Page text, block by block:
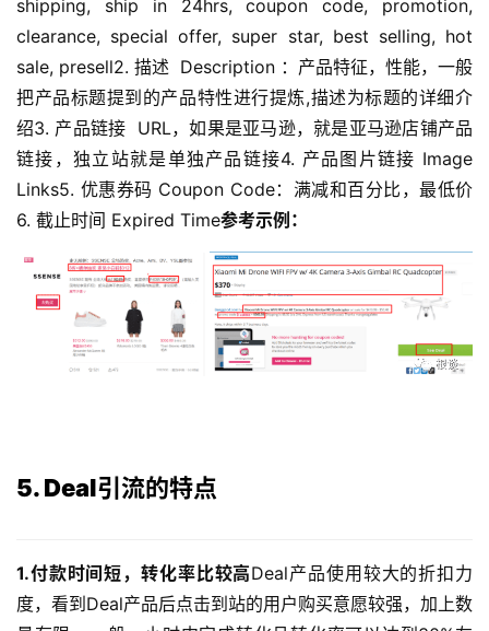
首
页
推
广
营
案
例
操
shipping, ship in 24hrs, coupon code, promotion,
clearance, special offer, super star, best selling, hot
sale, presell2. 描述  Description ：产品特征，性能，一般
把产品标题提到的产品特性进行提炼,描述为标题的详细介
绍3. 产品链接  URL，如果是亚马逊，就是亚马逊店铺产品
链接，独立站就是单独产品链接4. 产品图片链接 Image
Links5. 优惠券码 Coupon Code：满减和百分比，最低价
6. 截止时间 Expired Time参考示例：
5. Deal引流的特点
1.付款时间短，转化率比较高Deal产品使用较大的折扣力
度，看到Deal产品后点击到站的用户购买意愿较强，加上数